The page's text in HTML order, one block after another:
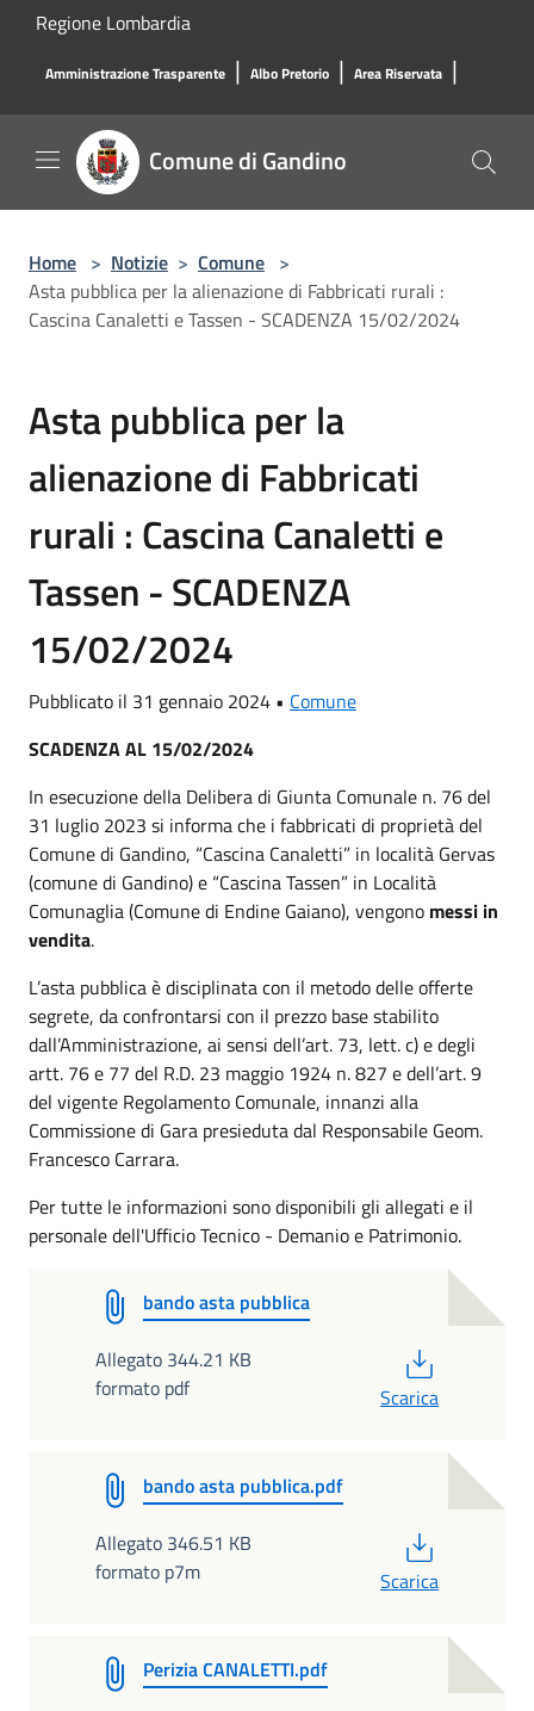
Salta al contenuto principale
Regione Lombardia
Amministrazione Trasparente | Albo Pretorio | Area Riservata |
Comune di Gandino
Home > Notizie > Comune >
Asta pubblica per la alienazione di Fabbricati rurali :
Cascina Canaletti e Tassen - SCADENZA 15/02/2024
Asta pubblica per la
alienazione di Fabbricati
rurali : Cascina Canaletti e
Tassen - SCADENZA
15/02/2024
Pubblicato il 31 gennaio 2024 • Comune
SCADENZA AL 15/02/2024
In esecuzione della Delibera di Giunta Comunale n. 76 del
31 luglio 2023 si informa che i fabbricati di proprietà del
Comune di Gandino, “Cascina Canaletti” in località Gervas
(comune di Gandino) e “Cascina Tassen” in Località
Comunaglia (Comune di Endine Gaiano), vengono messi in
vendita.
L’asta pubblica è disciplinata con il metodo delle offerte
segrete, da confrontarsi con il prezzo base stabilito
dall’Amministrazione, ai sensi dell’art. 73, lett. c) e degli
artt. 76 e 77 del R.D. 23 maggio 1924 n. 827 e dell’art. 9
del vigente Regolamento Comunale, innanzi alla
Commissione di Gara presieduta dal Responsabile Geom.
Francesco Carrara.
Per tutte le informazioni sono disponibili gli allegati e il
personale dell'Ufficio Tecnico - Demanio e Patrimonio.
bando asta pubblica
Allegato 344.21 KB
formato pdf
Scarica
bando asta pubblica.pdf
Allegato 346.51 KB
formato p7m
Scarica
Perizia CANALETTI.pdf